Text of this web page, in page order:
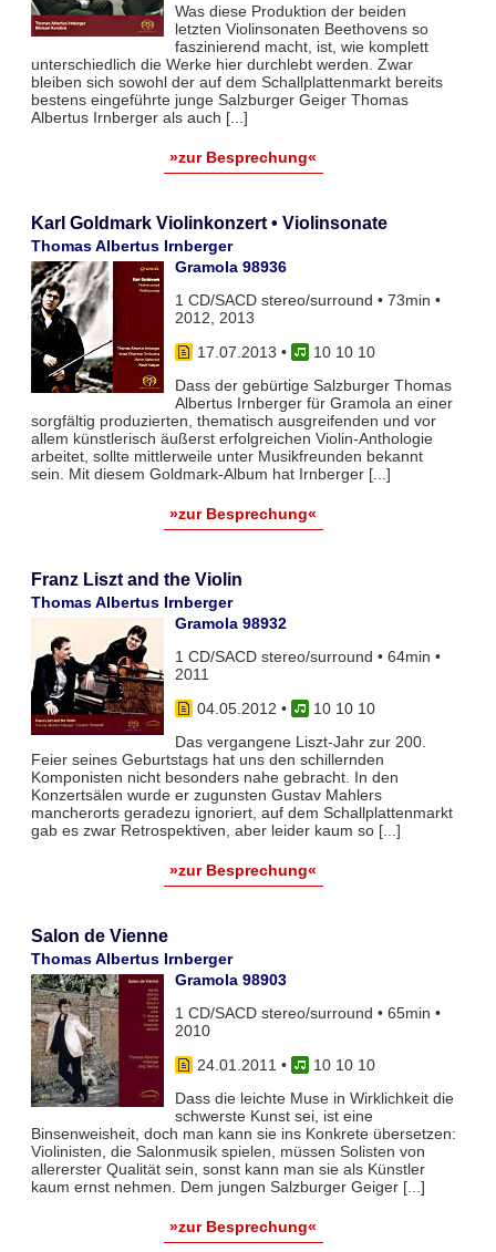
Was diese Produktion der beiden
letzten Violinsonaten Beethovens so
faszinierend macht, ist, wie komplett
unterschiedlich die Werke hier durchlebt werden. Zwar
bleiben sich sowohl der auf dem Schallplattenmarkt bereits
bestens eingeführte junge Salzburger Geiger Thomas
Albertus Irnberger als auch [...]
»zur Besprechung«
Karl Goldmark Violinkonzert • Violinsonate
Thomas Albertus Irnberger
Gramola 98936
1 CD/SACD stereo/surround • 73min •
2012, 2013
17.07.2013 •
10 10 10
Dass der gebürtige Salzburger Thomas
Albertus Irnberger für Gramola an einer
sorgfältig produzierten, thematisch ausgreifenden und vor
allem künstlerisch äußerst erfolgreichen Violin-Anthologie
arbeitet, sollte mittlerweile unter Musikfreunden bekannt
sein. Mit diesem Goldmark-Album hat Irnberger [...]
»zur Besprechung«
Franz Liszt and the Violin
Thomas Albertus Irnberger
Gramola 98932
1 CD/SACD stereo/surround • 64min •
2011
04.05.2012 •
10 10 10
Das vergangene Liszt-Jahr zur 200.
Feier seines Geburtstags hat uns den schillernden
Komponisten nicht besonders nahe gebracht. In den
Konzertsälen wurde er zugunsten Gustav Mahlers
mancherorts geradezu ignoriert, auf dem Schallplattenmarkt
gab es zwar Retrospektiven, aber leider kaum so [...]
»zur Besprechung«
Salon de Vienne
Thomas Albertus Irnberger
Gramola 98903
1 CD/SACD stereo/surround • 65min •
2010
24.01.2011 •
10 10 10
Dass die leichte Muse in Wirklichkeit die
schwerste Kunst sei, ist eine
Binsenweisheit, doch man kann sie ins Konkrete übersetzen:
Violinisten, die Salonmusik spielen, müssen Solisten von
allererster Qualität sein, sonst kann man sie als Künstler
kaum ernst nehmen. Dem jungen Salzburger Geiger [...]
»zur Besprechung«